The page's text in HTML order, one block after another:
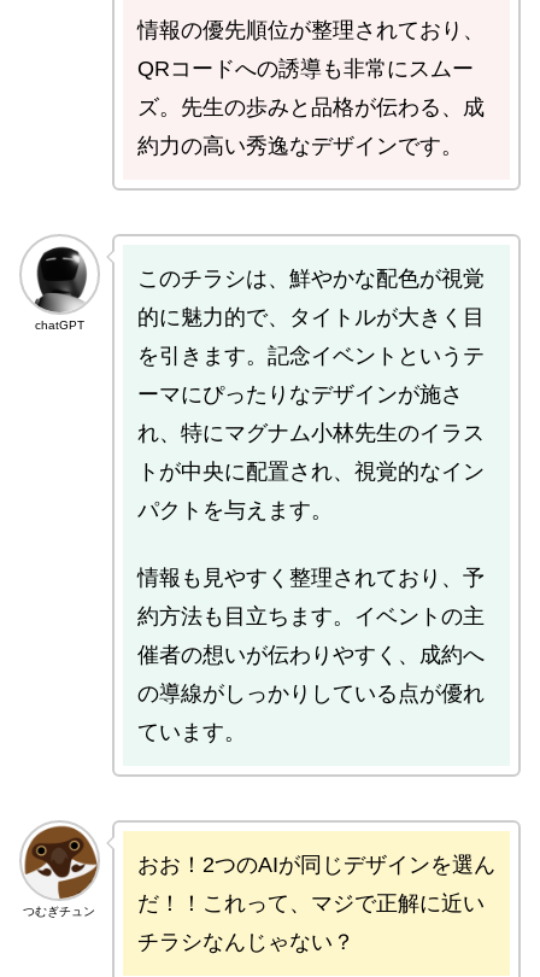
情報の優先順位が整理されており、
QRコードへの誘導も非常にスムー
ズ。先生の歩みと品格が伝わる、成
約力の高い秀逸なデザインです。
chatGPT
このチラシは、鮮やかな配色が視覚
的に魅力的で、タイトルが大きく目
を引きます。記念イベントというテ
ーマにぴったりなデザインが施さ
れ、特にマグナム小林先生のイラス
トが中央に配置され、視覚的なイン
パクトを与えます。
情報も見やすく整理されており、予
約方法も目立ちます。イベントの主
催者の想いが伝わりやすく、成約へ
の導線がしっかりしている点が優れ
ています。
つむぎチュン
おお！2つのAIが同じデザインを選ん
だ！！これって、マジで正解に近い
チラシなんじゃない？